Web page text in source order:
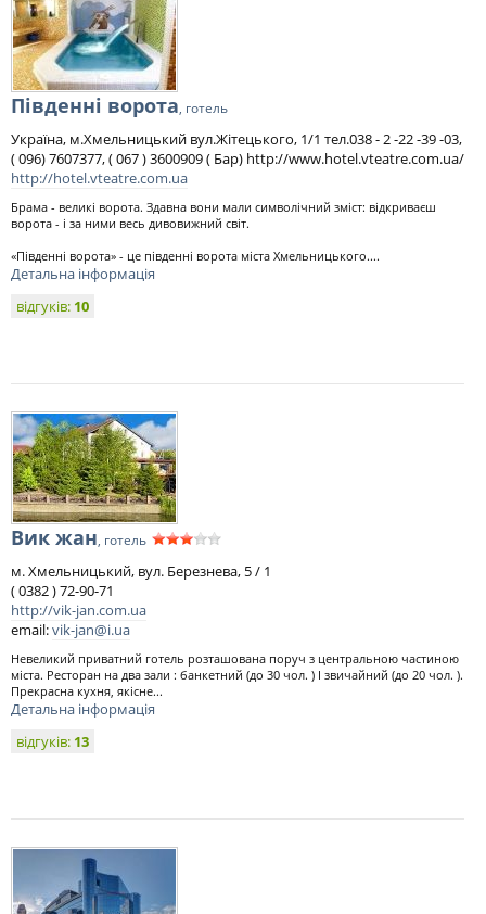
Південні ворота, готель
Україна, м.Хмельницький вул.Жітецького, 1/1 тел.038 - 2 -22 -39 -03,
( 096) 7607377, ( 067 ) 3600909 ( Бар) http://www.hotel.vteatre.com.ua/
http://hotel.vteatre.com.ua
Брама - великі ворота. Здавна вони мали символічний зміст: відкриваєш
ворота - і за ними весь дивовижний світ.
«Південні ворота» - це південні ворота міста Хмельницького....
Детальна інформація
відгуків: 10
Вик жан, готель
м. Хмельницький, вул. Березнева, 5 / 1
( 0382 ) 72-90-71
http://vik-jan.com.ua
email:vik-jan@i.ua
Невеликий приватний готель розташована поруч з центральною частиною
міста. Ресторан на два зали : банкетний (до 30 чол. ) І звичайний (до 20 чол. ).
Прекрасна кухня, якісне...
Детальна інформація
відгуків: 13